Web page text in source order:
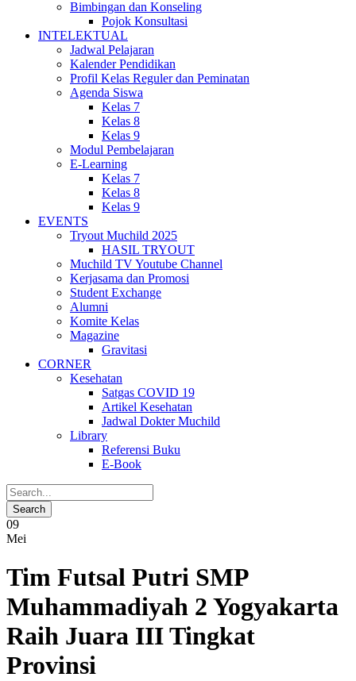
Bimbingan dan Konseling
Pojok Konsultasi
INTELEKTUAL
Jadwal Pelajaran
Kalender Pendidikan
Profil Kelas Reguler dan Peminatan
Agenda Siswa
Kelas 7
Kelas 8
Kelas 9
Modul Pembelajaran
E-Learning
Kelas 7
Kelas 8
Kelas 9
EVENTS
Tryout Muchild 2025
HASIL TRYOUT
Muchild TV Youtube Channel
Kerjasama dan Promosi
Student Exchange
Alumni
Komite Kelas
Magazine
Gravitasi
CORNER
Kesehatan
Satgas COVID 19
Artikel Kesehatan
Jadwal Dokter Muchild
Library
Referensi Buku
E-Book
09
Mei
Tim Futsal Putri SMP
Muhammadiyah 2 Yogyakarta
Raih Juara III Tingkat
Provinsi